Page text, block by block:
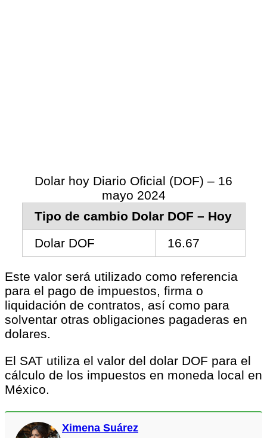
Dolar hoy Diario Oficial (DOF) – 16
mayo 2024
Tipo de cambio Dolar DOF – Hoy
Dolar DOF
16.67
Este valor será utilizado como referencia
para el pago de impuestos, firma o
liquidación de contratos, así como para
solventar otras obligaciones pagaderas en
dolares.
El SAT utiliza el valor del dolar DOF para el
cálculo de los impuestos en moneda local en
México.
Ximena Suárez